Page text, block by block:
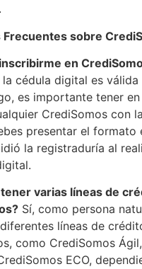
Frecuentes sobre
en
la cédula digital es válida
es importante tener
CrediSomos con
presentar el formato
la registraduría al
tener varias líneas de
Sí, como persona
líneas de
como CrediSomos
ECO,